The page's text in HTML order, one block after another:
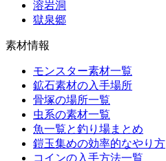
溶岩洞
獄泉郷
素材情報
モンスター素材一覧
鉱石素材の入手場所
骨塚の場所一覧
虫系の素材一覧
魚一覧と釣り場まとめ
鎧玉集めの効率的なやり方
コインの入手方法一覧